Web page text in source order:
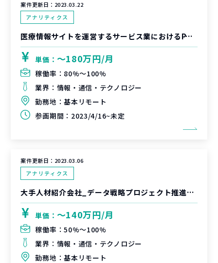
案件更新日： 2023.03.22
アナリティクス
医療情報サイトを運営するサービス業におけるPJデリバリー支援
単価： 〜180万円/月
稼働率： 80%〜100%
業界： 情報・通信・テクノロジー
勤務地：基本リモート
参画期間： 2023/4/16~未定
案件更新日： 2023.03.06
アナリティクス
大手人材紹介会社_データ戦略プロジェクト推進支援
単価： 〜140万円/月
稼働率：50%〜100%
業界： 情報・通信・テクノロジー
勤務地：基本リモート